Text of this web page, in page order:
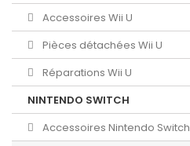
Accessoires Wii U
Pièces détachées Wii U
Réparations Wii U
NINTENDO SWITCH
Accessoires Nintendo Switch